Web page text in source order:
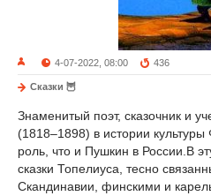
4-07-2022, 08:00 436
Сказки 🦉
Знаменитый поэт, сказочник и
(1818–1898) в истории
роль, что и Пушкин в России.В
сказки Топелиуса, тесно
Скандинавии, финскими и